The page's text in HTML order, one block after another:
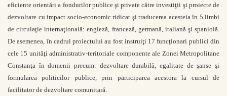
eficiente orientări a fondurilor publice şi private către investiţii şi proiecte de
dezvoltare cu impact socio-economic ridicat şi traducerea acesteia în 5 limbi
de circulaţie internaţională: engleză, franceză, germană, italiană şi spaniolă.
De asemenea, în cadrul proiectului au fost instruiţi 17 funcţionari publici din
cele 15 unităţi administrativ-teritoriale componente ale Zonei Metropolitane
Constanţa în domenii precum: dezvoltare durabilă, egalitate de şanse şi
formularea politicilor publice, prin participarea acestora la cursul de
facilitator de dezvoltare comunitară.